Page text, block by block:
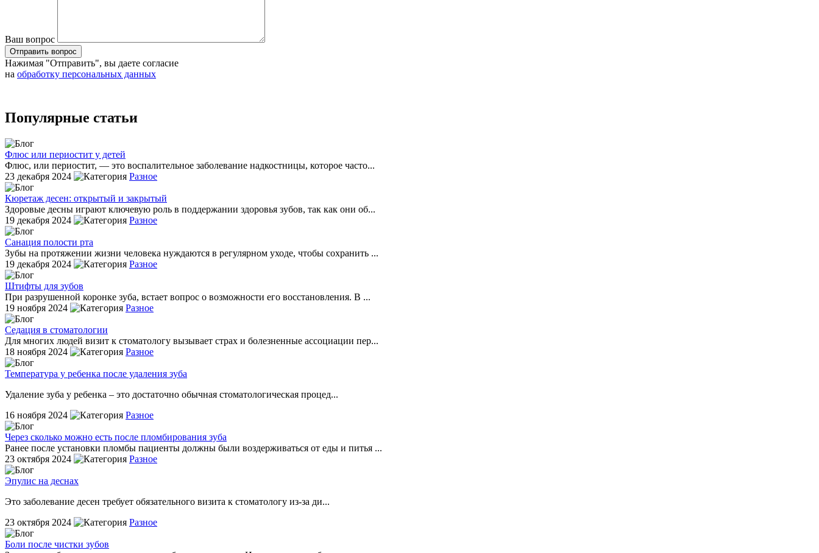
Ваш вопрос
Отправить вопрос
Нажимая "Отправить", вы даете согласие
на обработку персональных данных
Популярные статьи
Флюс или периостит у детей
Флюс, или периостит, — это воспалительное заболевание надкостницы, которое часто...
23 декабря 2024
Разное
Кюретаж десен: открытый и закрытый
Здоровые десны играют ключевую роль в поддержании здоровья зубов, так как они об...
19 декабря 2024
Разное
Санация полости рта
Зубы на протяжении жизни человека нуждаются в регулярном уходе, чтобы сохранить ...
19 декабря 2024
Разное
Штифты для зубов
При разрушенной коронке зуба, встает вопрос о возможности его восстановления. В ...
19 ноября 2024
Разное
Седация в стоматологии
Для многих людей визит к стоматологу вызывает страх и болезненные ассоциации пер...
18 ноября 2024
Разное
Температура у ребенка после удаления зуба
Удаление зуба у ребенка – это достаточно обычная стоматологическая процед...
16 ноября 2024
Разное
Через сколько можно есть после пломбирования зуба
Ранее после установки пломбы пациенты должны были воздерживаться от еды и питья ...
23 октября 2024
Разное
Эпулис на деснах
Это заболевание десен требует обязательного визита к стоматологу из-за ди...
23 октября 2024
Разное
Боли после чистки зубов